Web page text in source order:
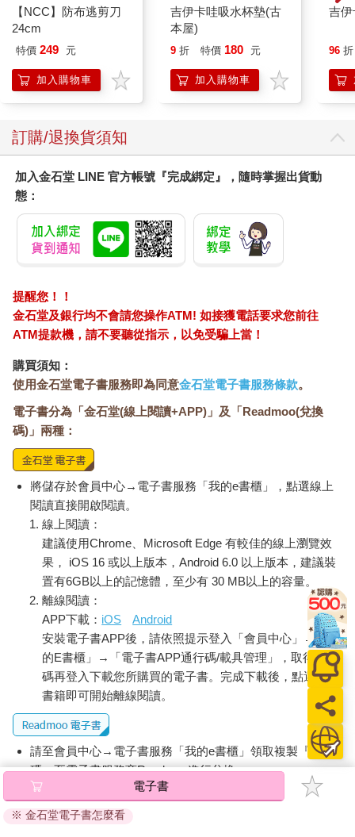
這時，施瓦茨的律師發言，他說這些案例雖然不是真的，但看起
來很真實。ChatGPT對於輸出內容的真實性並沒有清楚的免責聲
明。施瓦茨的律師表示，當對方的律師質疑施瓦茨引用的案例
瓦茨。
悔恨」。
ChatGPT和其他的對話式AI聊天機器人都有免責聲明，警告用戶
注意幻覺問題，強調大型語言模型有時候會捏造事實。例如
ChatGPT在網頁上就有警語：「ChatGPT可能會產生有關人物、
地點或事實的不準確資訊。」
卡斯特法官：你們還有什麼要補充的嗎？
【NCC】防布逃剪刀
24cm
特價 249 元
加入購物車
吉伊卡哇吸水杯墊(古
本屋)
9 折 特價 180 元
加入購物車
吉
96 折
訂購/退換貨須知
加入金石堂 LINE 官方帳號『完成綁定』，隨時掌握出貨動
態：
提醒您！！
金石堂及銀行均不會請您操作ATM! 如接獲電話要求您前往
ATM提款機，請不要聽從指示，以免受騙上當！
購買須知：
使用金石堂電子書服務即為同意金石堂電子書服務條款。
電子書分為「金石堂(線上閱讀+APP)」及「Readmoo(兌換
碼)」兩種：
將儲存於會員中心→電子書服務「我的e書櫃」，點選線上
閱讀直接開啟閱讀。
線上閱讀：
建議使用Chrome、Microsoft Edge 有較佳的線上瀏覽效
果， iOS 16 或以上版本，Android 6.0 以上版本，建議裝
置有6GB以上的記憶體，至少有 30 MB以上的容量。
離線閱讀：
APP下載： iOS
Android
安裝電子書APP後，請依照提示登入「會員中心」→「我
的E書櫃」→「電子書APP通行碼/載具管理」，取得通行
碼再登入下載您所購買的電子書。完成下載後，點選任一
書籍即可開始離線閱讀。
請至會員中心→電子書服務「我的e書櫃」領取複製『兌換
碼』至電子書服務商Readmoo進行兌換。
退換貨須知：
因版權保護，您在金石堂所購買的電子書僅能以金石堂專屬
電子書
※ 金石堂電子書怎麼看